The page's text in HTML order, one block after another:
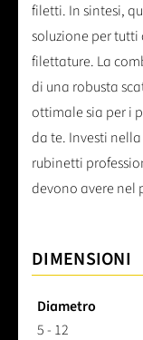
filetti. In sintesi,
soluzione per
filettature. La
di una robusta
ottimale sia per i
da te. Investi
rubinetti
devono avere
DIMENSIONI
Diametro
5 - 12